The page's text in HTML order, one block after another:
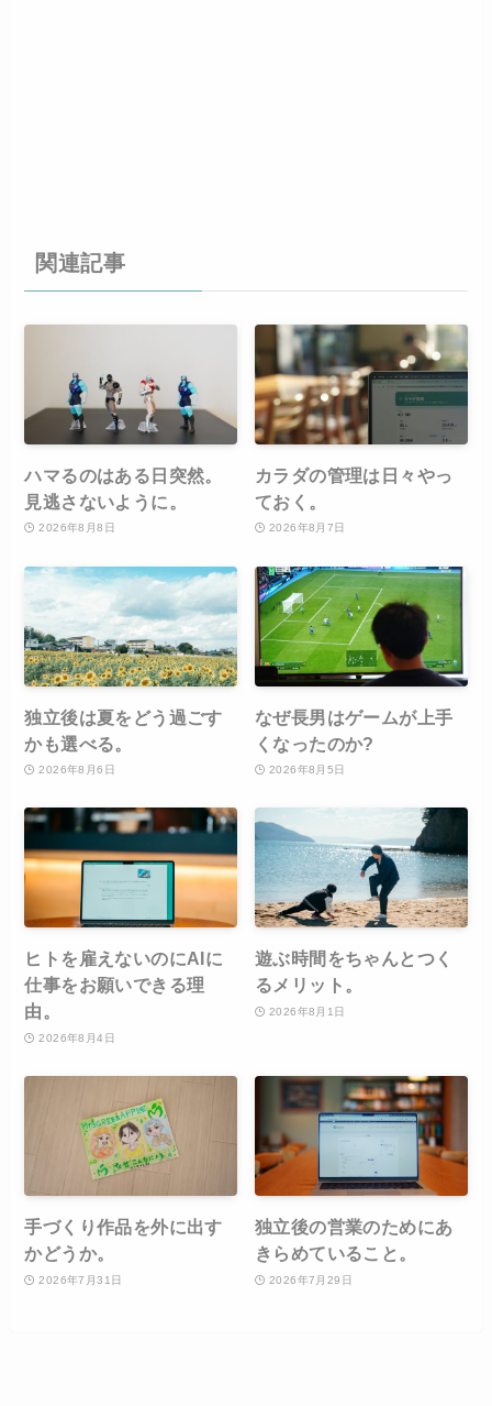
関連記事
ハマるのはある日突然。
見逃さないように。
2026年8月8日
カラダの管理は日々やっ
ておく。
2026年8月7日
独立後は夏をどう過ごす
かも選べる。
2026年8月6日
なぜ長男はゲームが上手
くなったのか?
2026年8月5日
ヒトを雇えないのにAIに
仕事をお願いできる理
由。
2026年8月4日
遊ぶ時間をちゃんとつく
るメリット。
2026年8月1日
手づくり作品を外に出す
かどうか。
2026年7月31日
独立後の営業のためにあ
きらめていること。
2026年7月29日